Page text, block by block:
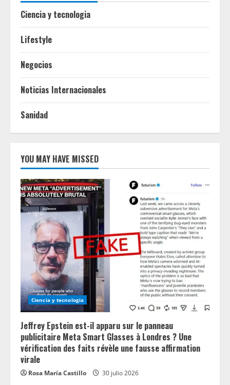
Ciencia y tecnologia
Lifestyle
Negocios
Noticias Internacionales
Sanidad
YOU MAY HAVE MISSED
Ciencia y tecnologia
Jeffrey Epstein est-il apparu sur le panneau
publicitaire Meta Smart Glasses à Londres ? Une
vérification des faits révèle une fausse affirmation
virale
Rosa María Castillo 30 julio 2026